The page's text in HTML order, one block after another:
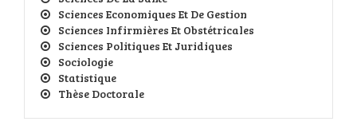
Sciences Economiques Et De Gestion
Sciences Infirmières Et Obstétricales
Sciences Politiques Et Juridiques
Sociologie
Statistique
Thèse Doctorale